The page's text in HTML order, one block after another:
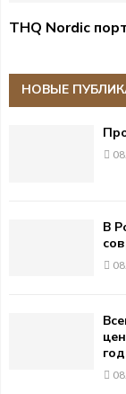
THQ Nordic
НОВЫЕ
В